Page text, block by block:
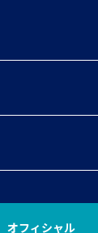
オフィシャル